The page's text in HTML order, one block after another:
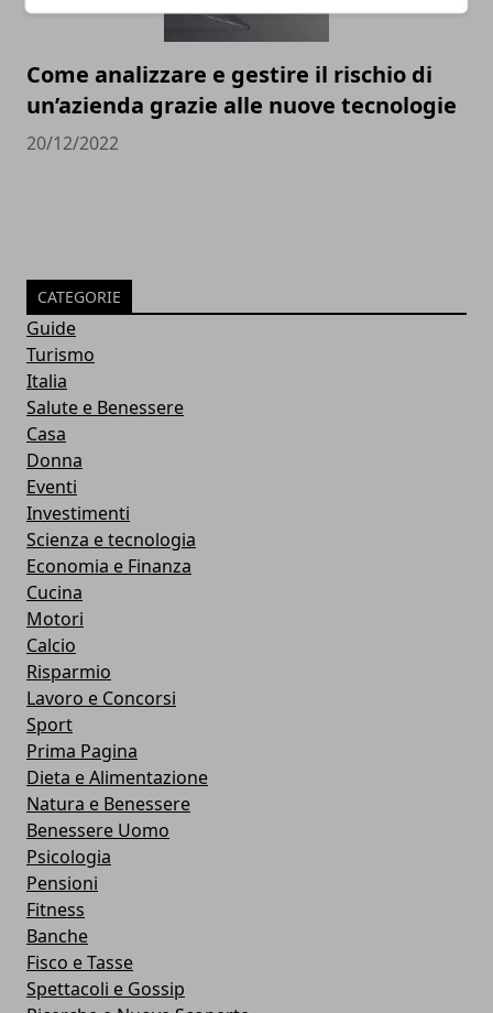
Come analizzare e gestire il rischio di
un’azienda grazie alle nuove tecnologie
20/12/2022
CATEGORIE
Guide
Turismo
Italia
Salute e Benessere
Casa
Donna
Eventi
Investimenti
Scienza e tecnologia
Economia e Finanza
Cucina
Motori
Calcio
Risparmio
Lavoro e Concorsi
Sport
Prima Pagina
Dieta e Alimentazione
Natura e Benessere
Benessere Uomo
Psicologia
Pensioni
Fitness
Banche
Fisco e Tasse
Spettacoli e Gossip